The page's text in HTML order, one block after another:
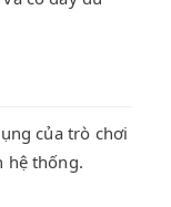
của trò chơi
hệ thống.